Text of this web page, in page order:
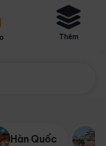
Thêm
Hàn Quốc